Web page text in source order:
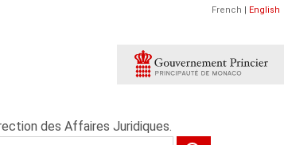
French | English
des Affaires Juridiques.